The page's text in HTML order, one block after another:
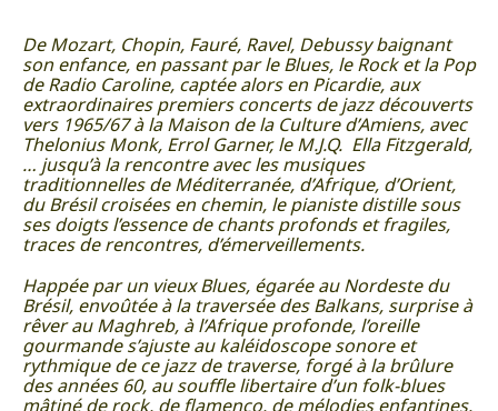
De Mozart, Chopin, Fauré, Ravel, Debussy baignant
son enfance, en passant par le Blues, le Rock et la Pop
de Radio Caroline, captée alors en Picardie, aux
extraordinaires premiers concerts de jazz découverts
vers 1965/67 à la Maison de la Culture d’Amiens, avec
Thelonius Monk, Errol Garner, le M.J.Q. Ella Fitzgerald,
… jusqu’à la rencontre avec les musiques
traditionnelles de Méditerranée, d’Afrique, d’Orient,
du Brésil croisées en chemin, le pianiste distille sous
ses doigts l’essence de chants profonds et fragiles,
traces de rencontres, d’émerveillements.
Happée par un vieux Blues, égarée au Nordeste du
Brésil, envoûtée à la traversée des Balkans, surprise à
rêver au Maghreb, à l’Afrique profonde, l’oreille
gourmande s’ajuste au kaléidoscope sonore et
rythmique de ce jazz de traverse, forgé à la brûlure
des années 60, au souffle libertaire d’un folk-blues
mâtiné de rock, de flamenco, de mélodies enfantines.